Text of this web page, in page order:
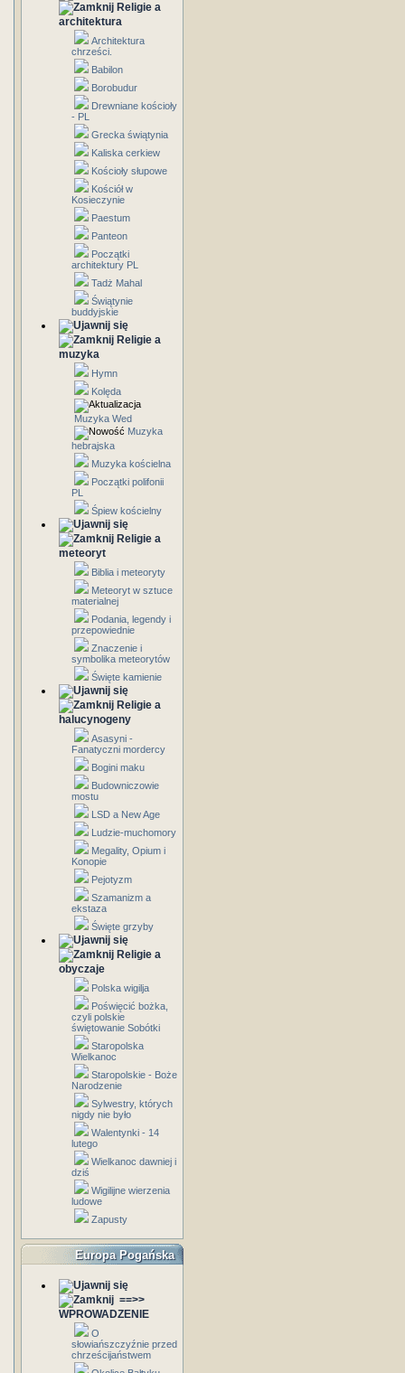
Religie a
architektura
Architektura
chrześci.
Babilon
Borobudur
Drewniane kościoły
- PL
Grecka świątynia
Kaliska cerkiew
Kościoły słupowe
Kościół w
Kosieczynie
Paestum
Panteon
Początki
architektury PL
Tadż Mahal
Świątynie
buddyjskie
Religie a
muzyka
Hymn
Kolęda
Muzyka Wed
Muzyka
hebrajska
Muzyka kościelna
Początki polifonii
PL
Śpiew kościelny
Religie a
meteoryt
Biblia i meteoryty
Meteoryt w sztuce
materialnej
Podania, legendy i
przepowiednie
Znaczenie i
symbolika meteorytów
Święte kamienie
Religie a
halucynogeny
Asasyni -
Fanatyczni mordercy
Bogini maku
Budowniczowie
mostu
LSD a New Age
Ludzie-muchomory
Megality, Opium i
Konopie
Pejotyzm
Szamanizm a
ekstaza
Święte grzyby
Religie a
obyczaje
Polska wigilja
Poświęcić bożka,
czyli polskie
świętowanie Sobótki
Staropolska
Wielkanoc
Staropolskie - Boże
Narodzenie
Sylwestry, których
nigdy nie było
Walentynki - 14
lutego
Wielkanoc dawniej i
dziś
Wigilijne wierzenia
ludowe
Zapusty
Europa Pogańska
==>>
WPROWADZENIE
O
słowiańszczyźnie przed
chrześcijaństwem